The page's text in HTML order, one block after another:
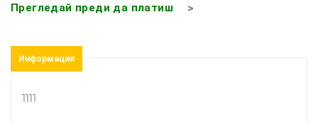
Прегледай преди да платиш
Информация
1111